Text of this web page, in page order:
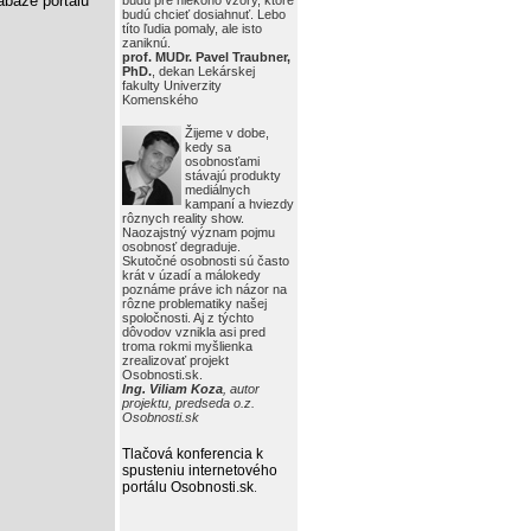
budú chcieť dosiahnuť. Lebo
títo ľudia pomaly, ale isto
zaniknú.
prof. MUDr. Pavel Traubner,
PhD. , dekan Lekárskej
fakulty Univerzity
Komenského
Žijeme v dobe,
kedy sa
osobnosťami
stávajú produkty
mediálnych
kampaní a hviezdy
rôznych reality show.
Naozajstný význam pojmu
osobnosť degraduje.
Skutočné osobnosti sú často
krát v úzadí a málokedy
poznáme práve ich názor na
rôzne problematiky našej
spoločnosti. Aj z týchto
dôvodov vznikla asi pred
troma rokmi myšlienka
zrealizovať projekt
Osobnosti.sk.
Ing. Viliam Koza , autor
projektu, predseda o.z.
Osobnosti.sk
Tlačová konferencia k
spusteniu internetového
portálu Osobnosti.sk